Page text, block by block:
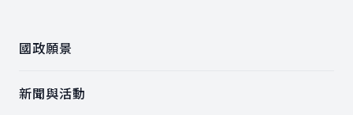
國政願景
新聞與活動